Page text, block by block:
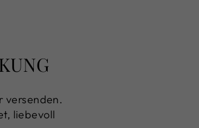
versenden.
liebevoll